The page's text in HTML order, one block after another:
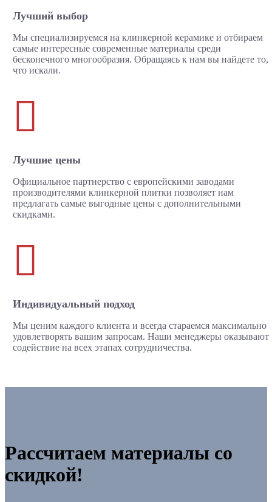
Лучший выбор
Мы специализируемся на клинкерной керамике и отбираем
самые интересные современные материалы среди
бесконечного многообразия. Обращаясь к нам вы найдете то,
что искали.

Лучшие цены
Официальное партнерство с европейскими заводами
производителями клинкерной плитки позволяет нам
предлагать самые выгодные цены с дополнительными
скидками.

Индивидуальный подход
Мы ценим каждого клиента и всегда стараемся максимально
удовлетворять вашим запросам. Наши менеджеры оказывают
содействие на всех этапах сотрудничества.
Рассчитаем материалы со
скидкой!